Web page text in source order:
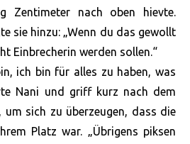
Zentimeter nach oben hievte.
sie hinzu: „Wenn du das gewollt
Einbrecherin werden sollen.“
ich bin für alles zu haben, was
Nani und griff kurz nach dem
sich zu überzeugen, dass die
Platz war. „Übrigens piksen